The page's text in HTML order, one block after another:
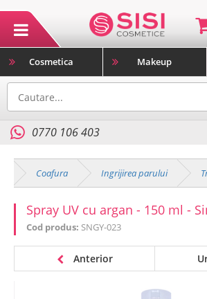
Cosmetica Makeup
0770 106 403
Coafura Ingrijirea parului
Spray UV cu argan - 150 ml -
Cod produs: SNGY-023
Anterior